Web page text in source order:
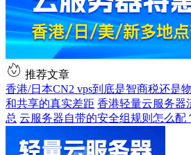
推荐文章
香港/日本CN2 vps到底是智商税还是
和共享的真实差距 香港轻量云服务器
总 云服务器自带的安全组规则怎么配